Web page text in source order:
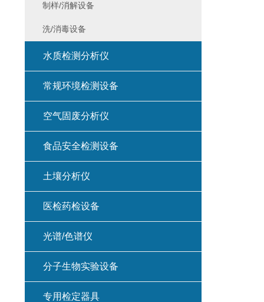
制样/消解设备
洗/消毒设备
水质检测分析仪
常规环境检测设备
空气固废分析仪
食品安全检测设备
土壤分析仪
医检药检设备
光谱/色谱仪
分子生物实验设备
专用检定器具